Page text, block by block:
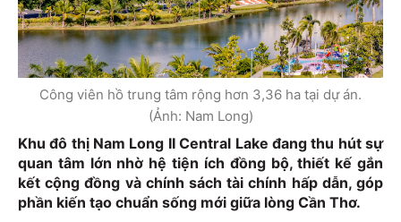
Công viên hồ trung tâm rộng hơn 3,36 ha tại dự án.
(Ảnh: Nam Long)
Khu đô thị Nam Long II Central Lake đang thu hút sự
quan tâm lớn nhờ hệ tiện ích đồng bộ, thiết kế gắn
kết cộng đồng và chính sách tài chính hấp dẫn, góp
phần kiến tạo chuẩn sống mới giữa lòng Cần Thơ.